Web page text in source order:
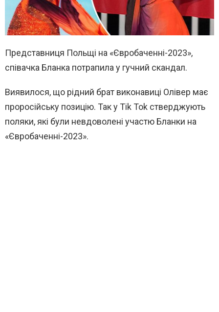
Представниця Польщі на «Євробаченні-2023»,
співачка Бланка потрапила у гучний скандал.
Виявилося, що рідний брат виконавиці Олівер має
проросійську позицію. Так у Tik Tok стверджують
поляки, які були невдоволені участю Бланки на
«Євробаченні-2023».